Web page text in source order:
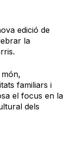
edició de
la
familiars i
el focus en la
dels